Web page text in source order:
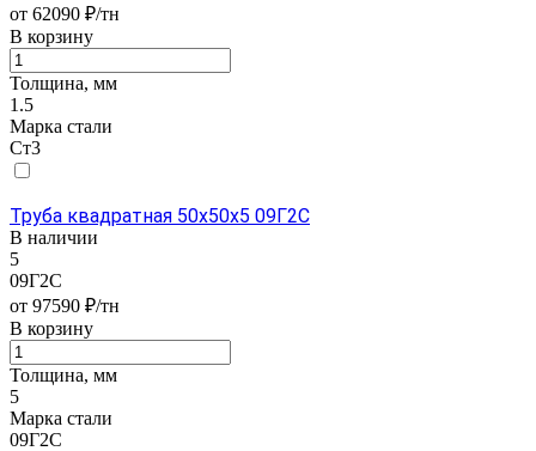
от 62090 ₽/тн
В корзину
Толщина, мм
1.5
Марка стали
Ст3
Труба квадратная 50х50х5 09Г2С
В наличии
5
09Г2С
от 97590 ₽/тн
В корзину
Толщина, мм
5
Марка стали
09Г2С